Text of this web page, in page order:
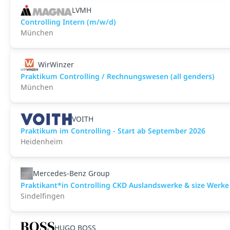
LVMH
Controlling Intern (m/w/d)
München
WirWinzer
Praktikum Controlling / Rechnungswesen (all genders)
München
VOITH
Praktikum im Controlling - Start ab September 2026
Heidenheim
Mercedes-Benz Group
Praktikant*in Controlling CKD Auslandswerke & size
Sindelfingen
HUGO BOSS